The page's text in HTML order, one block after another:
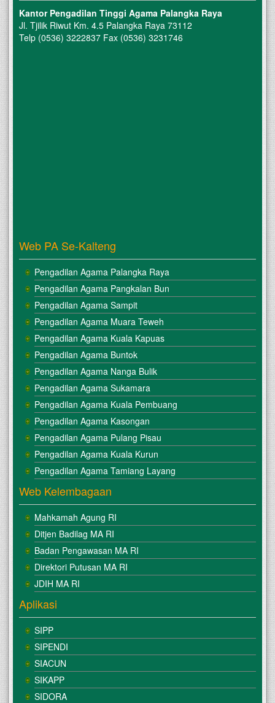
Kantor Pengadilan Tinggi Agama Palangka Raya
Jl. Tjilik Riwut Km. 4.5 Palangka Raya 73112
Telp (0536) 3222837 Fax (0536) 3231746
Web PA Se-Kalteng
Pengadilan Agama Palangka Raya
Pengadilan Agama Pangkalan Bun
Pengadilan Agama Sampit
Pengadilan Agama Muara Teweh
Pengadilan Agama Kuala Kapuas
Pengadilan Agama Buntok
Pengadilan Agama Nanga Bulik
Pengadilan Agama Sukamara
Pengadilan Agama Kuala Pembuang
Pengadilan Agama Kasongan
Pengadilan Agama Pulang Pisau
Pengadilan Agama Kuala Kurun
Pengadilan Agama Tamiang Layang
Web Kelembagaan
Mahkamah Agung RI
Ditjen Badilag MA RI
Badan Pengawasan MA RI
Direktori Putusan MA RI
JDIH MA RI
Aplikasi
SIPP
SIPENDI
SIACUN
SIKAPP
SIDORA